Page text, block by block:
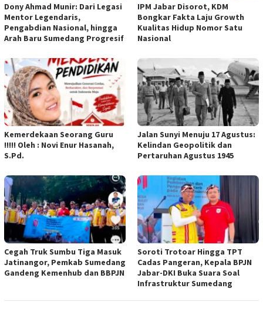
Dony Ahmad Munir: Dari Legasi
Mentor Legendaris,
Pengabdian Nasional, hingga
Arah Baru Sumedang Progresif
IPM Jabar Disorot, KDM
Bongkar Fakta Laju Growth
Kualitas Hidup Nomor Satu
Nasional
Kemerdekaan Seorang Guru
!!!!! Oleh : Novi Enur Hasanah,
S.Pd.
Jalan Sunyi Menuju 17 Agustus:
Kelindan Geopolitik dan
Pertaruhan Agustus 1945
Cegah Truk Sumbu Tiga Masuk
Jatinangor, Pemkab Sumedang
Gandeng Kemenhub dan BBPJN
Soroti Trotoar Hingga TPT
Cadas Pangeran, Kepala BPJN
Jabar-DKI Buka Suara Soal
Infrastruktur Sumedang